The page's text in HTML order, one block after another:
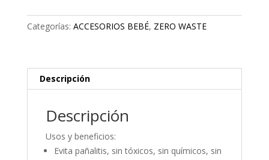
Categorías: ACCESORIOS BEBÉ, ZERO WASTE
Descripción
Descripción
Usos y beneficios:
Evita pañalitis, sin tóxicos, sin químicos, sin